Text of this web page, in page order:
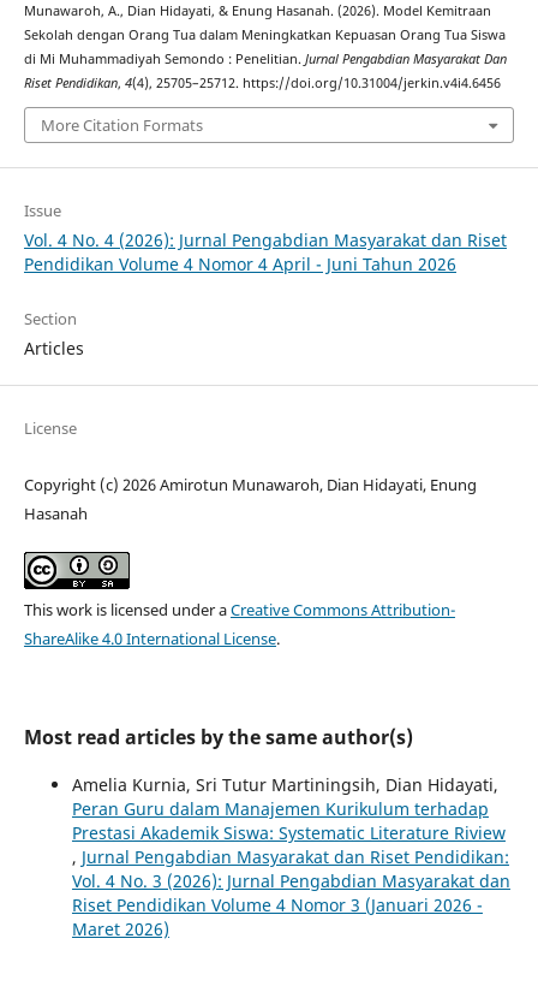
Munawaroh, A., Dian Hidayati, & Enung Hasanah. (2026). Model Kemitraan
Sekolah dengan Orang Tua dalam Meningkatkan Kepuasan Orang Tua Siswa
di Mi Muhammadiyah Semondo : Penelitian. Jurnal Pengabdian Masyarakat Dan
Riset Pendidikan, 4(4), 25705–25712. https://doi.org/10.31004/jerkin.v4i4.6456
More Citation Formats
Issue
Vol. 4 No. 4 (2026): Jurnal Pengabdian Masyarakat dan Riset
Pendidikan Volume 4 Nomor 4 April - Juni Tahun 2026
Section
Articles
License
Copyright (c) 2026 Amirotun Munawaroh, Dian Hidayati, Enung
Hasanah
This work is licensed under aCreative Commons Attribution-
ShareAlike 4.0 International License.
Most read articles by the same author(s)
Amelia Kurnia, Sri Tutur Martiningsih, Dian Hidayati,
Peran Guru dalam Manajemen Kurikulum terhadap
Prestasi Akademik Siswa: Systematic Literature Riview
, Jurnal Pengabdian Masyarakat dan Riset Pendidikan:
Vol. 4 No. 3 (2026): Jurnal Pengabdian Masyarakat dan
Riset Pendidikan Volume 4 Nomor 3 (Januari 2026 -
Maret 2026)